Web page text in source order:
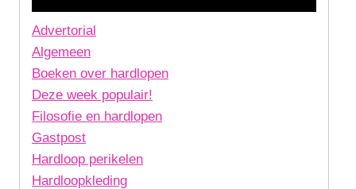
Advertorial
Algemeen
Boeken over hardlopen
Deze week populair!
Filosofie en hardlopen
Gastpost
Hardloop perikelen
Hardloopkleding